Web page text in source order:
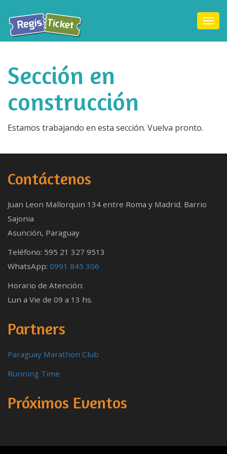
Sección en
construcción
Estamos trabajando en esta sección. Vuelva pronto.
Contáctenos
Juan Leon Mallorquin 134 entre Roma y Madrid. Barrio
Sajonia
Asunción, Paraguay
Teléfono: 595 21 327 9513
WhatsApp: 0991 845 306
Horario de Atención:
Lun a Vie de 09 a 13 hs.
Partners
Paraguay Marathon Club
Running Time
Próximos Eventos